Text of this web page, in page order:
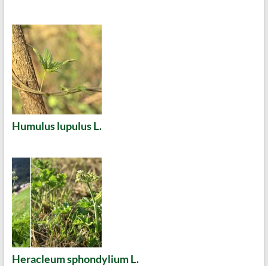
Humulus lupulus L.
Heracleum sphondylium L.